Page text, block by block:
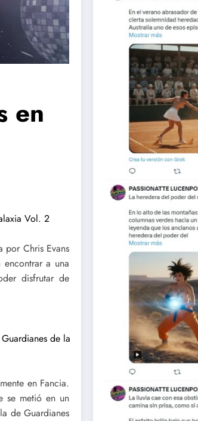
en
por Chris Evans
a una
disfrutar de
en Fancia.
se metió en un
de Guardianes